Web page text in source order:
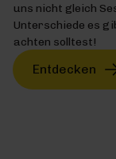
uns nicht gleich
Unterschiede es
achten solltest!
Entdecken